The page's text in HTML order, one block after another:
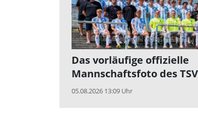
Das vorläufige offizielle
Mannschaftsfoto des
05.08.2026 13:09 Uhr